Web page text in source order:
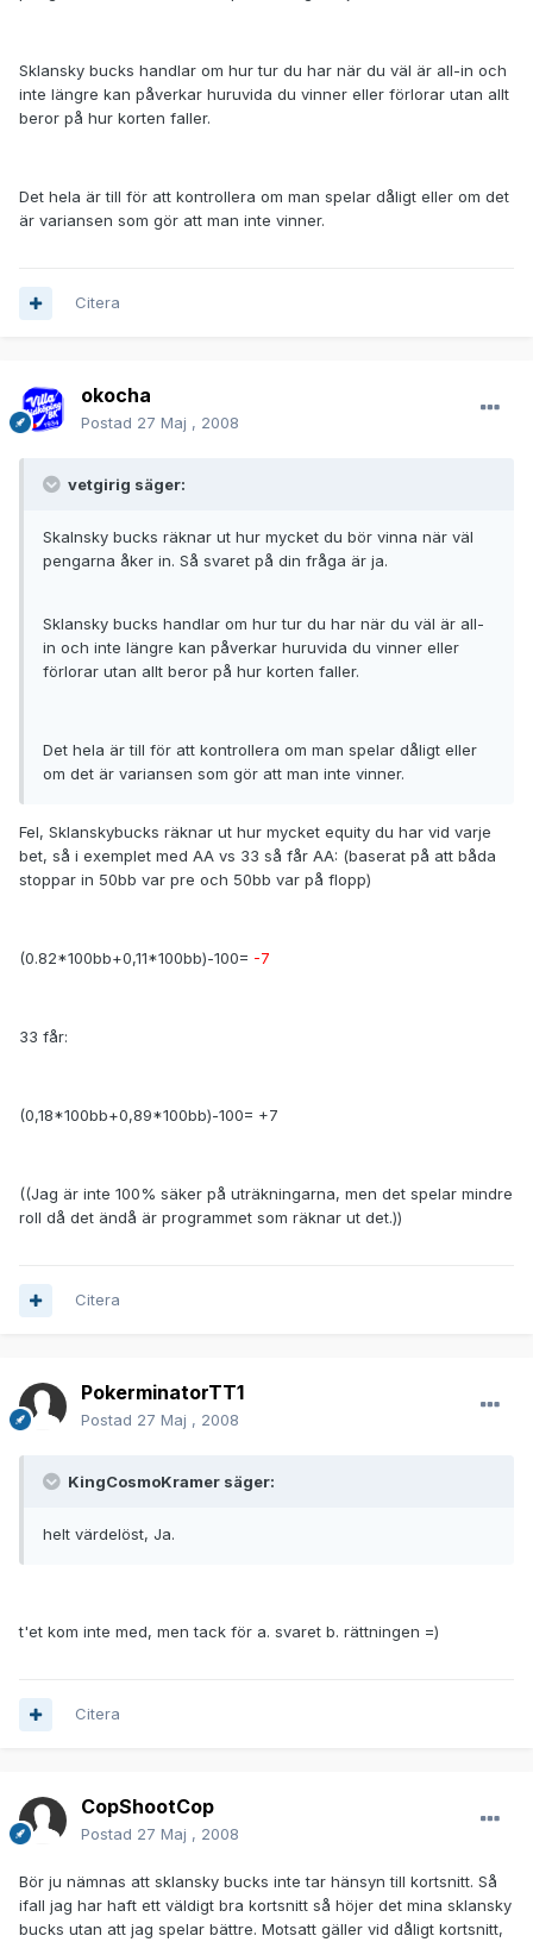
Sklansky bucks handlar om hur tur du har när du väl är all-in och
inte längre kan påverkar huruvida du vinner eller förlorar utan allt
beror på hur korten faller.
Det hela är till för att kontrollera om man spelar dåligt eller om det
är variansen som gör att man inte vinner.
Citera
okocha
Postad 27 Maj , 2008
vetgirig säger:
Skalnsky bucks räknar ut hur mycket du bör vinna när väl
pengarna åker in. Så svaret på din fråga är ja.
Sklansky bucks handlar om hur tur du har när du väl är all-
in och inte längre kan påverkar huruvida du vinner eller
förlorar utan allt beror på hur korten faller.
Det hela är till för att kontrollera om man spelar dåligt eller
om det är variansen som gör att man inte vinner.
Fel, Sklanskybucks räknar ut hur mycket equity du har vid varje
bet, så i exemplet med AA vs 33 så får AA: (baserat på att båda
stoppar in 50bb var pre och 50bb var på flopp)
(0.82*100bb+0,11*100bb)-100= -7
33 får:
(0,18*100bb+0,89*100bb)-100= +7
((Jag är inte 100% säker på uträkningarna, men det spelar mindre
roll då det ändå är programmet som räknar ut det.))
Citera
PokerminatorTT1
Postad 27 Maj , 2008
KingCosmoKramer säger:
helt värdelöst, Ja.
t'et kom inte med, men tack för a. svaret b. rättningen =)
Citera
CopShootCop
Postad 27 Maj , 2008
Bör ju nämnas att sklansky bucks inte tar hänsyn till kortsnitt. Så
ifall jag har haft ett väldigt bra kortsnitt så höjer det mina sklansky
bucks utan att jag spelar bättre. Motsatt gäller vid dåligt kortsnitt,